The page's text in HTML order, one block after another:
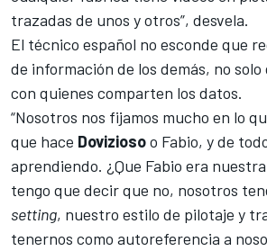
trazadas de unos y otros”, desvela.
El técnico español no esconde que
de información de los demás, no solo
con quienes comparten los datos.
“Nosotros nos fijamos mucho en lo
que hace Doviziosoo Fabio, y de
aprendiendo. ¿Que Fabio era
tengo que decir que no, nosotros
setting, nuestro estilo de pilotaje y
tenernos como autoreferencia a